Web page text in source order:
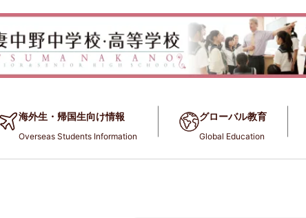
海外生・帰国生向け情報
Overseas Students Information
グローバル教育
Global Education